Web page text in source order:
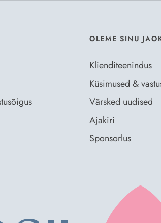
OLEME SINU
Klienditeenindus
Küsimused &
Värsked uudised
Ajakiri
Sponsorlus